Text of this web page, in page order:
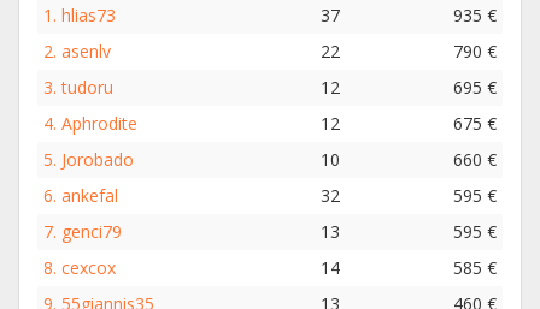
1. hlias73 37
935 €
2. asenlv 22
790 €
3.tudoru 12
695 €
4. Aphrodite 12
675 €
5. Jorobado 10
660 €
6. ankefal 32
595 €
7. genci79 13
595 €
8. cexcox 14
585 €
9. 55giannis35 13
460 €